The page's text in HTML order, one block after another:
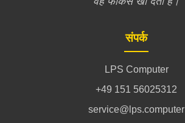
संपर्क
LPS Computer
+49 151 56025312
service@lps.computer